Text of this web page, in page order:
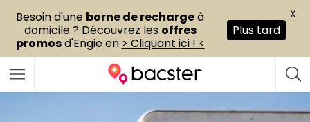
Besoin d'une borne de rechargeà
domicile ? Découvrez les offres
promosd'Engie en > Cliquant ici ! <
Plus tard
X